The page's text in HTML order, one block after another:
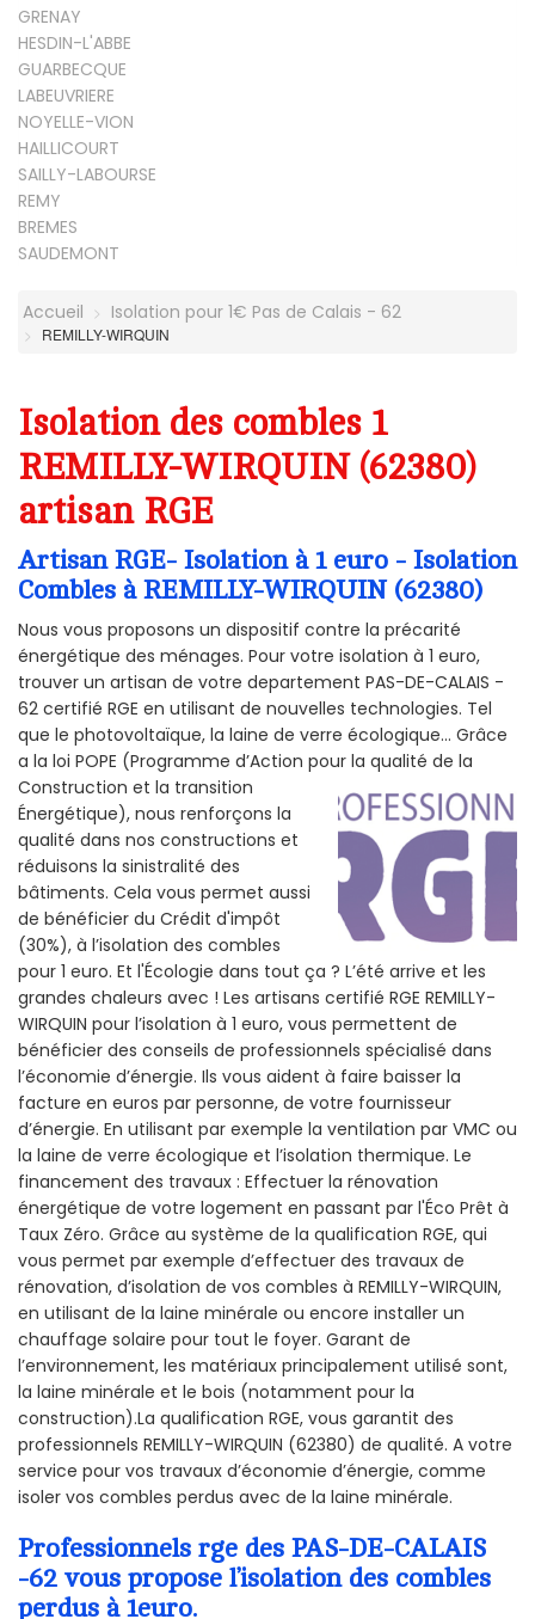
GRENAY
HESDIN-L'ABBE
GUARBECQUE
LABEUVRIERE
NOYELLE-VION
HAILLICOURT
SAILLY-LABOURSE
REMY
BREMES
SAUDEMONT
Accueil Isolation pour 1€ Pas de Calais - 62
REMILLY-WIRQUIN
Isolation des combles 1
REMILLY-WIRQUIN (62380)
artisan RGE
Artisan RGE- Isolation à 1 euro - Isolation
Combles à REMILLY-WIRQUIN (62380)
Nous vous proposons un dispositif contre la précarité
énergétique des ménages. Pour votre isolation à 1 euro,
trouver un artisan de votre departement PAS-DE-CALAIS -
62 certifié RGE en utilisant de nouvelles technologies. Tel
que le photovoltaïque, la laine de verre écologique... Grâce
a la loi POPE (Programme d’Action pour la qualité de la
Construction et la transition
Énergétique), nous renforçons la
qualité dans nos constructions et
réduisons la sinistralité des
bâtiments. Cela vous permet aussi
de bénéficier du Crédit d'impôt
(30%), à l’isolation des combles
pour 1 euro. Et l'Écologie dans tout ça ? L’été arrive et les
grandes chaleurs avec ! Les artisans certifié RGE REMILLY-
WIRQUIN pour l’isolation à 1 euro, vous permettent de
bénéficier des conseils de professionnels spécialisé dans
l’économie d’énergie. Ils vous aident à faire baisser la
facture en euros par personne, de votre fournisseur
d’énergie. En utilisant par exemple la ventilation par VMC ou
la laine de verre écologique et l’isolation thermique. Le
financement des travaux : Effectuer la rénovation
énergétique de votre logement en passant par l'Éco Prêt à
Taux Zéro. Grâce au système de la qualification RGE, qui
vous permet par exemple d’effectuer des travaux de
rénovation, d’isolation de vos combles à REMILLY-WIRQUIN,
en utilisant de la laine minérale ou encore installer un
chauffage solaire pour tout le foyer. Garant de
l’environnement, les matériaux principalement utilisé sont,
la laine minérale et le bois (notamment pour la
construction).La qualification RGE, vous garantit des
professionnels REMILLY-WIRQUIN (62380) de qualité. A votre
service pour vos travaux d’économie d’énergie, comme
isoler vos combles perdus avec de la laine minérale.
Professionnels rge des PAS-DE-CALAIS
-62 vous propose l’isolation des combles
perdus à 1euro.